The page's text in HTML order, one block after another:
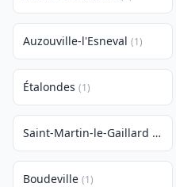
Auzouville-l'Esneval (1)
Étalondes (1)
Saint-Martin-le-Gaillard (1)
Boudeville (1)